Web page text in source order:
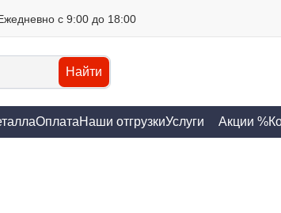
с 9:00 до 18:00
Найти
ОплатаНаши отгрузкиУслуги Акции %